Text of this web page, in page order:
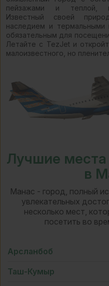
пейзажами и теплой,
Известный своей
наследием и термальными
обязательным для
Летайте с TezJet и
малоизвестного, но
Лучшие
в
Манас - город, полный
увлекательных
несколько мест,
посетить во
Арсланбоб
Таш-Кумыр